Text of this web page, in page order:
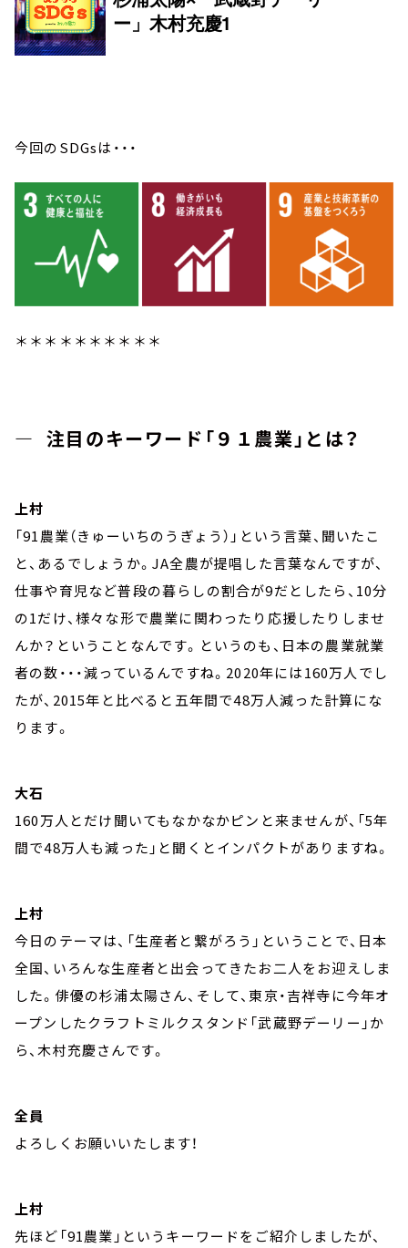
今回のSDGsは・・・
＊＊＊＊＊＊＊＊＊＊
― 注目のキーワード「９１農業」とは？
上村
「91農業（きゅーいちのうぎょう）」という言葉、聞いたこ
と、あるでしょうか。JA全農が提唱した言葉なんですが、
仕事や育児など普段の暮らしの割合が9だとしたら、10分
の1だけ、様々な形で農業に関わったり応援したりしませ
んか？ということなんです。というのも、日本の農業就業
者の数・・・減っているんですね。2020年には160万人でし
たが、2015年と比べると五年間で48万人減った計算にな
ります。
大石
160万人とだけ聞いてもなかなかピンと来ませんが、「5年
間で48万人も減った」と聞くとインパクトがありますね。
上村
今日のテーマは、「生産者と繋がろう」ということで、日本
全国、いろんな生産者と出会ってきたお二人をお迎えしま
した。俳優の杉浦太陽さん、そして、東京・吉祥寺に今年オ
ープンしたクラフトミルクスタンド「武蔵野デーリー」か
ら、木村充慶さんです。
全員
よろしくお願いいたします！
上村
先ほど「91農業」というキーワードをご紹介しましたが、